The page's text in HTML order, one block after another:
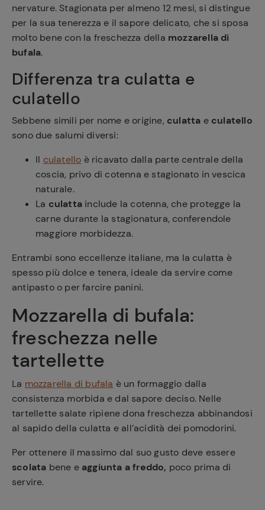
nervature. Stagionata per almeno 12 mesi, si distingue
per la sua tenerezza e il sapore delicato, che si sposa
molto bene con la freschezza della mozzarella di
bufala.
Differenza tra culatta e
culatello
Sebbene simili per nome e origine, culatta e culatello
sono due salumi diversi:
Il culatello è ricavato dalla parte centrale della
coscia, privo di cotenna e stagionato in vescica
naturale.
La culatta include la cotenna, che protegge la
carne durante la stagionatura, conferendole
maggiore morbidezza.
Entrambi sono eccellenze italiane, ma la culatta è
spesso più dolce e tenera, ideale da servire come
antipasto o per farcire panini.
Mozzarella di bufala:
freschezza nelle
tartellette
La mozzarella di bufala è un formaggio dalla
consistenza morbida e dal sapore deciso. Nelle
tartellette salate ripiene dona freschezza abbinandosi
al sapido della culatta e all’acidità dei pomodorini.
Per ottenere il massimo dal suo gusto deve essere
scolata bene e aggiunta a freddo, poco prima di
servire.